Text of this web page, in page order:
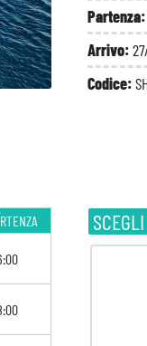
Partenza:
Arrivo:
Codice: